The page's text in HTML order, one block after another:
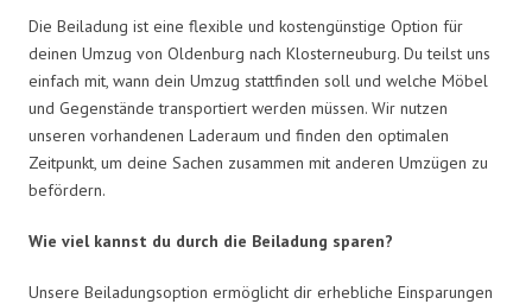
Die Beiladung ist eine flexible und kostengünstige Option für
deinen Umzug von Oldenburg nach Klosterneuburg. Du teilst uns
einfach mit, wann dein Umzug stattfinden soll und welche Möbel
und Gegenstände transportiert werden müssen. Wir nutzen
unseren vorhandenen Laderaum und finden den optimalen
Zeitpunkt, um deine Sachen zusammen mit anderen Umzügen zu
befördern.
Wie viel kannst du durch die Beiladung sparen?
Unsere Beiladungsoption ermöglicht dir erhebliche Einsparungen